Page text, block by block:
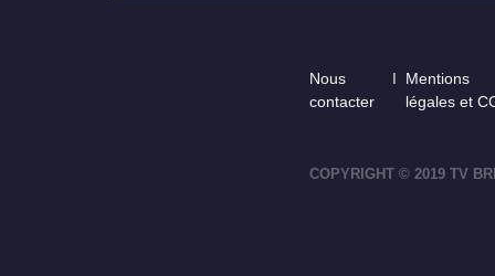
Footer
Nous
contacter
Mentions
légales et
COPYRIGHT © 2019 TV